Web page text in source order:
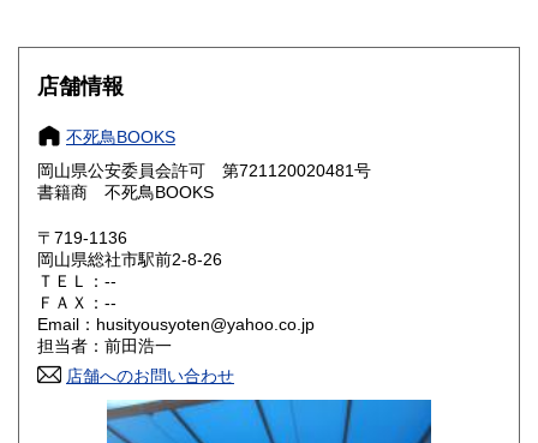
300円 300円
岐阜県
愛知県
滋賀県 300円
大阪府 300円
奈良県
鳥取県
300円 広島県
店舗情報
不死鳥BOOKS
岡山県公安委員会許可 第721120020481号
書籍商 不死鳥BOOKS
〒719-1136
岡山県総社市駅前2-8-26
ＴＥＬ：--
ＦＡＸ：--
Email：husityousyoten@yahoo.co.jp
担当者：前田浩一
店舗へのお問い合わせ